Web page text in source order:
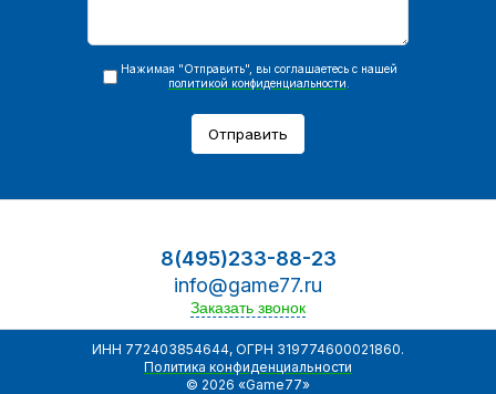
Нажимая "Отправить", вы соглашаетесь с нашей
политикой конфиденциальности
Отправить
8(495)233-88-23
info@game77.ru
Заказать звонок
ИНН 772403854644, ОГРН 319774600021860.
Политика конфиденциальности
© 2026 «Game77»